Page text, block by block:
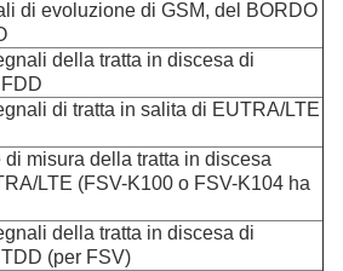
di evoluzione di GSM, del BORDO
della tratta in discesa di
di tratta in salita di EUTRA/LTE
misura della tratta in discesa
LTE (FSV-K100 o FSV-K104 ha
della tratta in discesa di
(per FSV)